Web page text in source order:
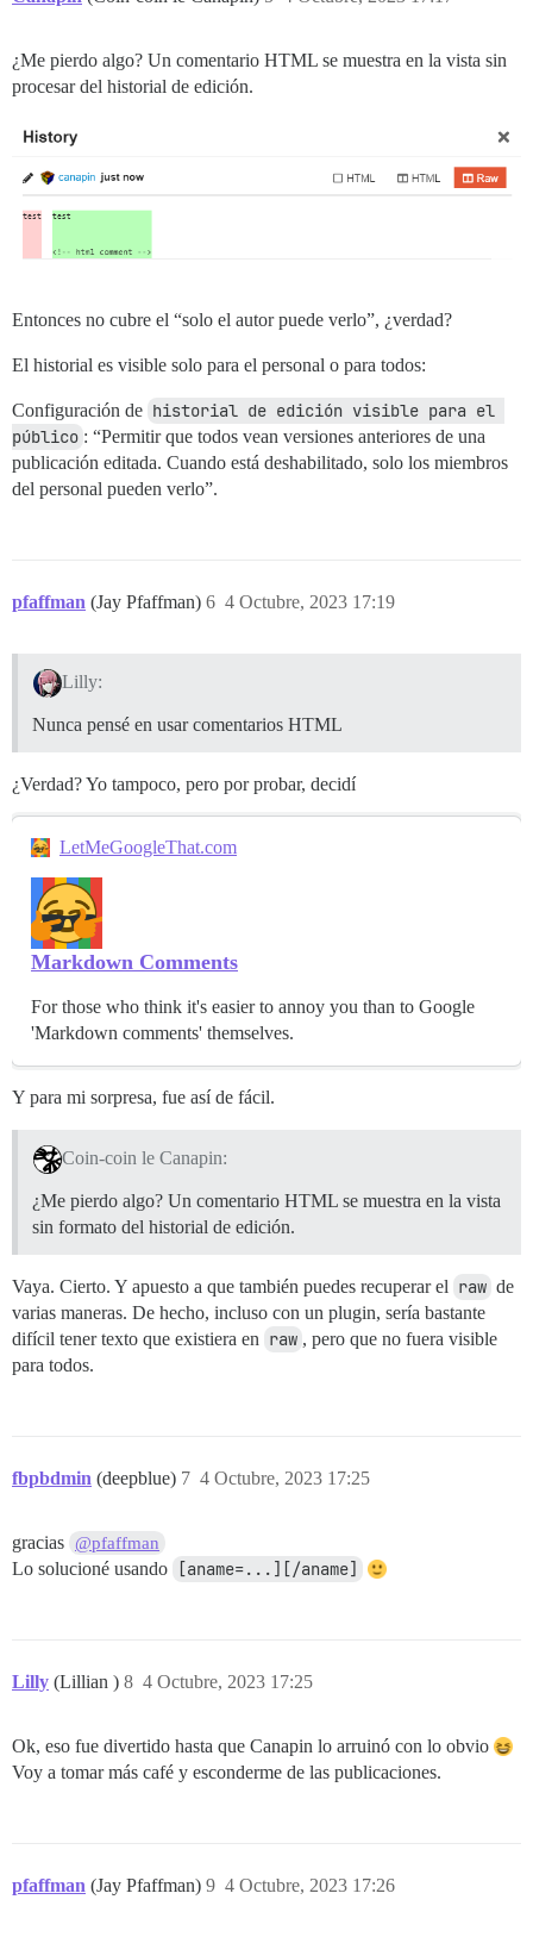
¿Me pierdo algo? Un comentario HTML se muestra en la vista sin
procesar del historial de edición.
Entonces no cubre el “solo el autor puede verlo”, ¿verdad?
El historial es visible solo para el personal o para todos:
Configuración de historial de edición visible para el
público : “Permitir que todos vean versiones anteriores de una
publicación editada. Cuando está deshabilitado, solo los miembros
del personal pueden verlo”.
pfaffman (Jay Pfaffman) 4 Octubre, 2023 17:19
6
Lilly:
Nunca pensé en usar comentarios HTML
¿Verdad? Yo tampoco, pero por probar, decidí
LetMeGoogleThat.com
Markdown Comments
For those who think it's easier to annoy you than to Google
'Markdown comments' themselves.
Y para mi sorpresa, fue así de fácil.
Coin-coin le Canapin:
¿Me pierdo algo? Un comentario HTML se muestra en la vista
sin formato del historial de edición.
Vaya. Cierto. Y apuesto a que también puedes recuperar el raw de
varias maneras. De hecho, incluso con un plugin, sería bastante
difícil tener texto que existiera en raw , pero que no fuera visible
para todos.
fbpbdmin (deepblue) 4 Octubre, 2023 17:25
7
gracias @pfaffman
Lo solucioné usando [aname=...][/aname]
Lilly (Lillian ) 4 Octubre, 2023 17:25
8
Ok, eso fue divertido hasta que Canapin lo arruinó con lo obvio
Voy a tomar más café y esconderme de las publicaciones.
pfaffman (Jay Pfaffman) 4 Octubre, 2023 17:26
9